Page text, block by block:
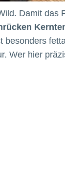
Damit das
besonders
Wer hier